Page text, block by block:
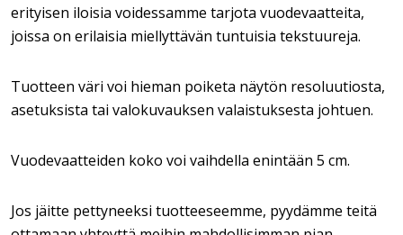
erityisen iloisia voidessamme tarjota vuodevaatteita,
joissa on erilaisia miellyttävän tuntuisia tekstuureja.
Tuotteen väri voi hieman poiketa näytön resoluutiosta,
asetuksista tai valokuvauksen valaistuksesta johtuen.
Vuodevaatteiden koko voi vaihdella enintään 5 cm.
Jos jäitte pettyneeksi tuotteeseemme, pyydämme teitä